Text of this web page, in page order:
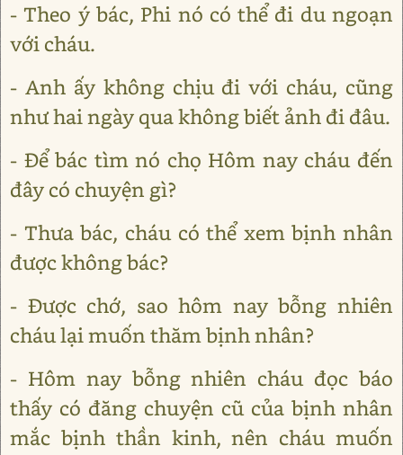
- Theo ý bác, Phi nó có thể đi du ngoạn
với cháu.
- Anh ấy không chịu đi với cháu, cũng
như hai ngày qua không biết ảnh đi đâu.
- Để bác tìm nó chọ Hôm nay cháu đến
đây có chuyện gì?
- Thưa bác, cháu có thể xem bịnh nhân
được không bác?
- Được chớ, sao hôm nay bỗng nhiên
cháu lại muốn thăm bịnh nhân?
- Hôm nay bỗng nhiên cháu đọc báo
thấy có đăng chuyện cũ của bịnh nhân
mắc bịnh thần kinh, nên cháu muốn